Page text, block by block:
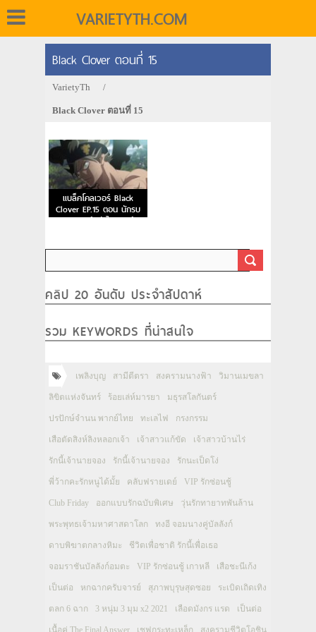
VARIETYTH.COM
Black Clover ตอนที่ 15
VarietyTh /
Black Clover ตอนที่ 15
แบล็คโคลเวอร์ Black
Clover EP.15 ตอน นักรบ
เวทมนตร์แห่งไดมอนด์
คลิป 20 อันดับ ประจำสัปดาห์
รวม KEYWORDS ที่น่าสนใจ
เพลิงบุญ สามีตีตรา สงครามนางฟ้า วิมานเมขลา
ลิขิตแห่งจันทร์ ร้อยเล่ห์มารยา มธุรสโลกันตร์
ปรปักษ์จำนน พากย์ไทย ทะเลไฟ กรงกรรม
เสือตัดสิงห์ลิงหลอกเจ้า เจ้าสาวแก้ขัด เจ้าสาวบ้านไร่
รักนี้เจ้านายจอง รักนี้เจ้านายจอง รักนะเป็ดโง่
พี่ว้ากคะรักหนูได้มั้ย คลับฟรายเดย์ VIP รักซ่อนชู้
Club Friday ออกแบบรักฉบับพิเศษ วุ่นรักทายาทพันล้าน
พระพุทธเจ้ามหาศาสดาโลก ทงอี จอมนางคู่บัลลังก์
ดาบพิฆาตกลางหิมะ ชีวิตเพื่อชาติ รักนี้เพื่อเธอ
จอมราชันบัลลังก์อมตะ VIP รักซ่อนชู้ เกาหลี เสือชะนีเก้ง
เป็นต่อ หกฉากครับจารย์ สุภาพบุรุษสุดซอย ระเบิดเถิดเทิง
ตลก 6 ฉาก 3 หนุ่ม 3 มุม x2 2021 เลือดมังกร แรด เป็นต่อ
เนื้อคู่ The Final Answer เชฟกระทะเหล็ก สงครามชีวิตโอชิน